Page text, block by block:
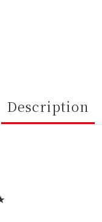
Description